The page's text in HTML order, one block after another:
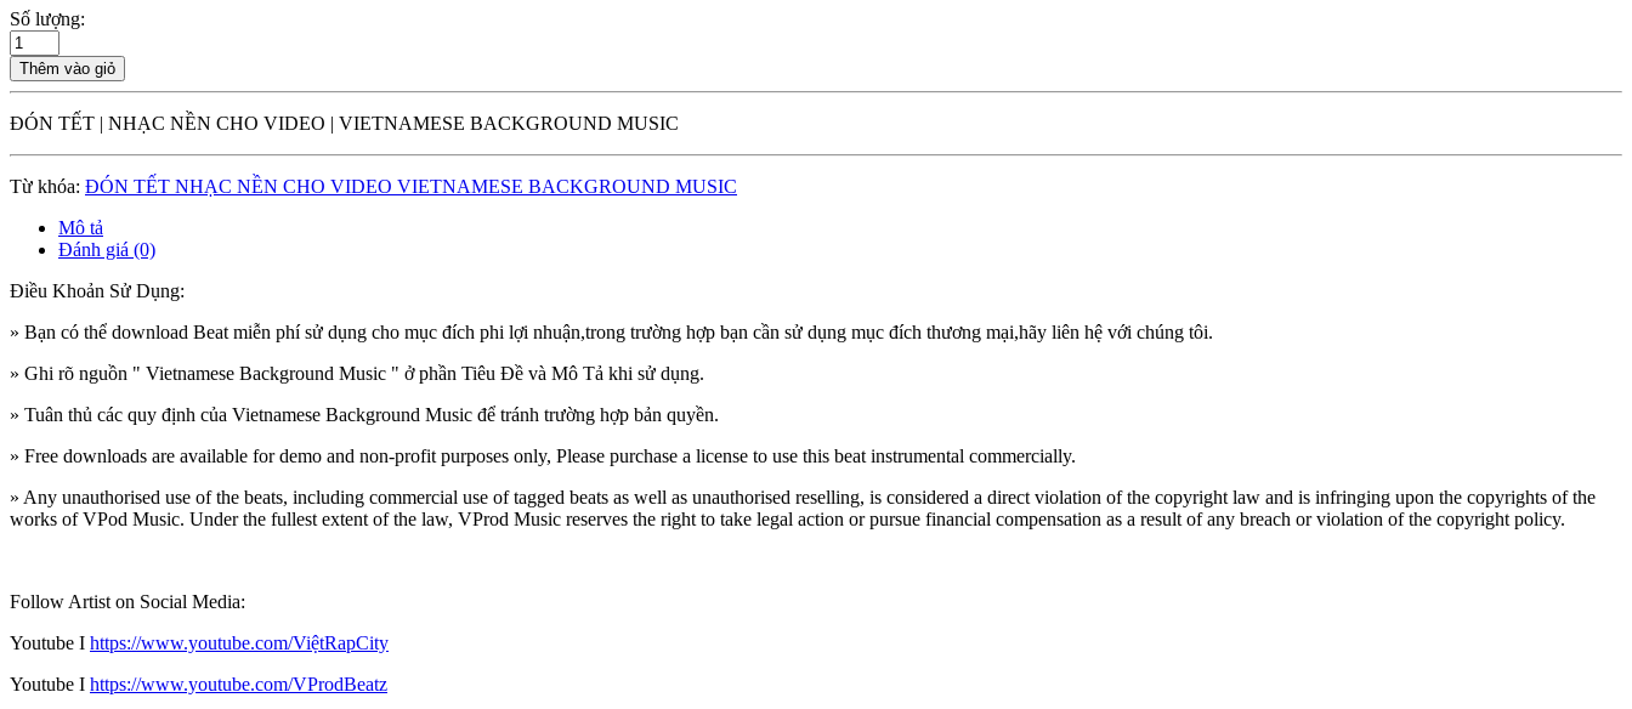
Số lượng:
Thêm vào giỏ
ĐÓN TẾT | NHẠC NỀN CHO VIDEO | VIETNAMESE BACKGROUND MUSIC
Từ khóa: ĐÓN TẾT NHẠC NỀN CHO VIDEO VIETNAMESE BACKGROUND MUSIC
Mô tả
Đánh giá (0)
Điều Khoản Sử Dụng:
» Bạn có thể download Beat miễn phí sử dụng cho mục đích phi lợi nhuận,trong trường hợp bạn cần sử dụng mục đích thương mại,hãy liên hệ với chúng tôi.
» Ghi rõ nguồn " Vietnamese Background Music " ở phần Tiêu Đề và Mô Tả khi sử dụng.
» Tuân thủ các quy định của Vietnamese Background Music để tránh trường hợp bản quyền.
» Free downloads are available for demo and non-profit purposes only, Please purchase a license to use this beat instrumental commercially.
» Any unauthorised use of the beats, including commercial use of tagged beats as well as unauthorised reselling, is considered a direct violation of the copyright law and is infringing upon the copyrights of the
works of VPod Music. Under the fullest extent of the law, VProd Music reserves the right to take legal action or pursue financial compensation as a result of any breach or violation of the copyright policy.
Follow Artist on Social Media:
Youtube I https://www.youtube.com/ViệtRapCity
Youtube I https://www.youtube.com/VProdBeatz